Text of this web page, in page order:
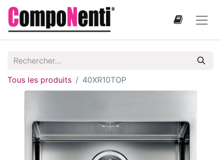
Tous les produits 40XR10TOP